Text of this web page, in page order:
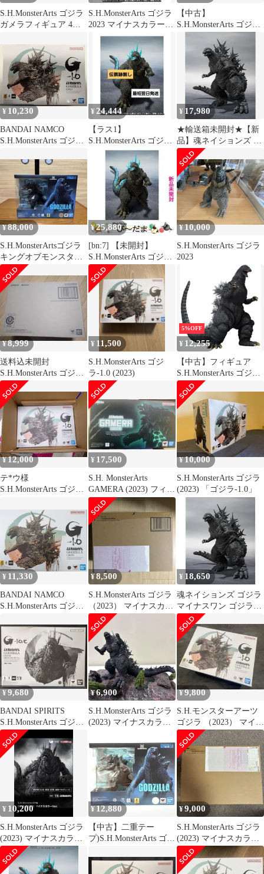
S.H.MonsterArts ゴジラ
ガメラフィギュア 4種
S.H.MonsterArts ゴジラ
2023 マイナスカラー
Ver 4個
【中古】
S.H.MonsterArts ゴジラ
¥ 10,230
BANDAI NAMCO
S.H.MonsterArts ゴジラ
¥ 24,444
【ラス1】
S.H.MonsterArts ゴジラ
(2023) 放射熱線Ver.
¥ 17,980
★輸送箱未開封★【新
品】魂ネイションズ ゴ
ジラマイナスワン ゴジ
ラ(2023)マイナス カラ
ーVer.バンダイスピリッ
ツ S.H.MonsterArts アク
ションフィギュア
¥88,000
S.H.MonsterArtsゴジラ
キングオブモンスター
ズ(2019)5体セット
¥25,880
[bn:7] 【未開封】
S.H.MonsterArts ゴジラ
(2023) 放射熱線Ver. ゴ
ジラ-1.0◆新品Ss
¥10,000
S.H.MonsterArts ゴジラ
2023
¥8,999
送料込未開封
S.H.MonsterArts ゴジラ
2023マイナスカラーVer
¥ 11,500
S.H.MonsterArts ゴジ
ラ-1.0 (2023)
5%OFF
¥ 12,255
【中古】フィギュア
S.H.MonsterArts ゴジラ
(1991) -新宿決戦- 「ゴ
ジラVSキングギドラ」
¥12,000
テ*ウ様
S.H.MonsterArts ゴジラ
¥ 17,500
S.H. MonsterArts
GAMERA (2023) フィギ
ュア
¥10,000
S.H.MonsterArts ゴジラ
(2023) 「ゴジラ-1.0」
¥ 11,330
BANDAI NAMCO
S.H.MonsterArts ゴジラ
¥8,500
S.H.MonsterArts ゴジラ
（2023） マイナスカラ
ーVer.
¥ 18,650
魂ネイションズ ゴジラ
マイナスワン ゴジラ
(2023)マイナス カラー
Ver.バンダイスピリッツ
S.H.MonsterArts アクシ
ョンフィギュア [ゴジ
ラ(2023)マイナスカラ
ーver.]
¥9,680
BANDAI SPIRITS
S.H.MonsterArts ゴジラ
(2023) マイナスカラー
Ver.
¥6,900
S.H.MonsterArts ゴジラ
(2023) マイナスカラー
¥9,800
S.H.モンスターアーツ
ゴジラ （2023） マイナ
スワン
¥ 10,200
S.H.MonsterArts ゴジラ
(2023) マイナスカラー
Ver.
¥12,880
【中古】二重テー
プ)S.H.MonsterArts ゴジ
¥9,000
S.H.MonsterArts ゴジラ
(2023) マイナスカラー
Ver.